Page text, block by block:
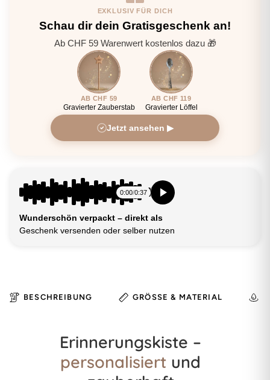
EXKLUSIV FÜR DICH
Schau dir dein Gratisgeschenk an!
Ab CHF 59 Warenwert kostenlos dazu 🎁
AB CHF 59
Gravierter Zauberstab
AB CHF 119
Gravierter Löffel
Jetzt ansehen ▶
0:00/0:37
Wunderschön verpackt – direkt als
Geschenk versenden oder selber nutzen
BESCHREIBUNG GRÖSSE & MATERIAL
Erinnerungskiste –
personalisiert und